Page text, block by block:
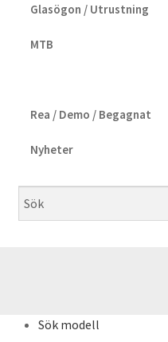
Glasögon / Utrustning
MTB
Rea / Demo / Begagnat
Nyheter
Sök modell